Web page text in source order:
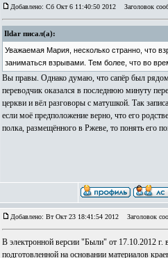
Добавлено: Сб Окт 6 11:40:50 2012 Заголовок
Ildar писал(а):
Уважаемая Мария, несколько странно, что
заниматься взрывами. Тем более, что во
Вы правы. Однако думаю, что сапёр был
переводчик оказался в последнюю минуту
церкви и вёл разговоры с матушкой. Так
если моё предположение верно, что его
полка, размещённого в Ржеве, то понять его
Добавлено: Вт Окт 23 18:41:54 2012 Заголовок
В электронной версии "Были" от 17.10.2012 г.
подготовленной на основании материалов